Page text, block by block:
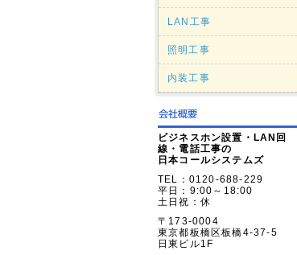
LAN工事
照明工事
内装工事
ビジネスホン設置・LAN回
線・電話工事の
日本コールシステムズ
TEL：0120-688-229
平日：9:00～18:00
土日祝：休
〒173-0004
東京都板橋区板橋4-37-5
日東ビル1F